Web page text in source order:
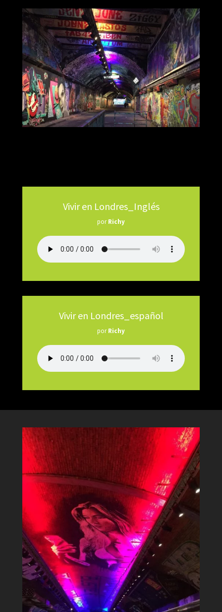
Vivir en Londres_Inglés
porRichy
Vivir en Londres_español
porRichy